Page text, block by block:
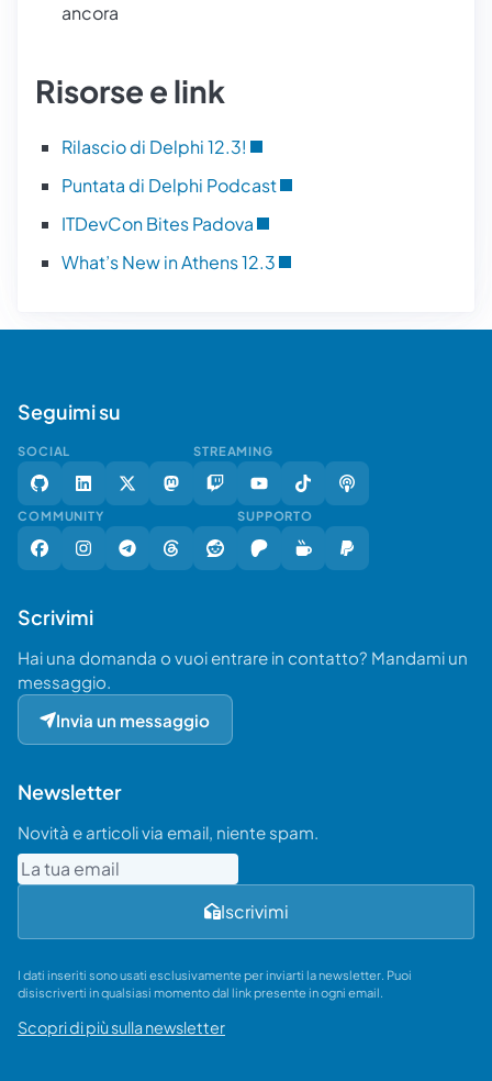
ancora
Risorse e link
Rilascio di Delphi 12.3!
Puntata di Delphi Podcast
ITDevCon Bites Padova
What’s New in Athens 12.3
Seguimi su
SOCIAL STREAMING
COMMUNITY SUPPORTO
Scrivimi
Hai una domanda o vuoi entrare in contatto? Mandami un
messaggio.
Invia un messaggio
Newsletter
Novità e articoli via email, niente spam.
Email
Iscrivimi
I dati inseriti sono usati esclusivamente per inviarti la newsletter. Puoi
disiscriverti in qualsiasi momento dal link presente in ogni email.
Scopri di più sulla newsletter